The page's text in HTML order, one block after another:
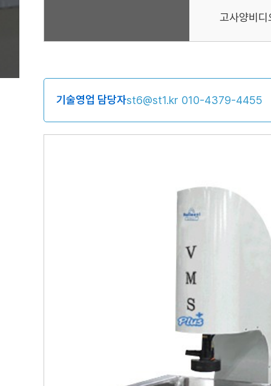
고사양비
기술영업 담당자st6@st1.kr 010-4379-4455